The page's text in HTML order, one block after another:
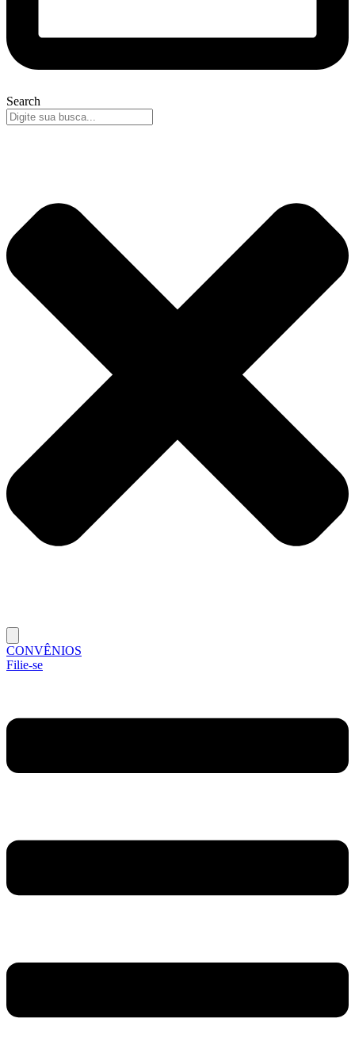
Search
CONVÊNIOS
Filie-se